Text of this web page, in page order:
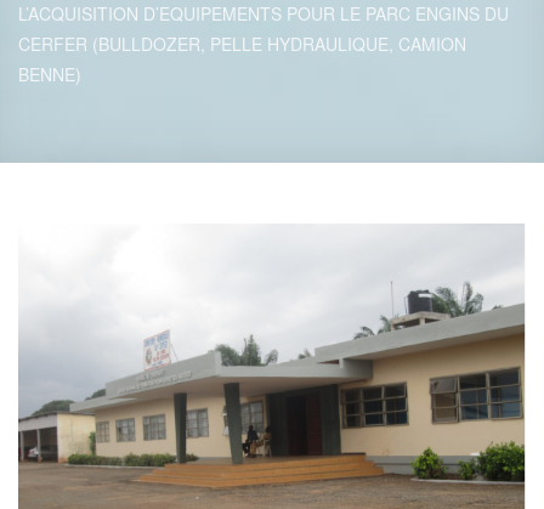
L’ACQUISITION D’EQUIPEMENTS POUR LE PARC ENGINS DU
CERFER (BULLDOZER, PELLE HYDRAULIQUE, CAMION
BENNE)